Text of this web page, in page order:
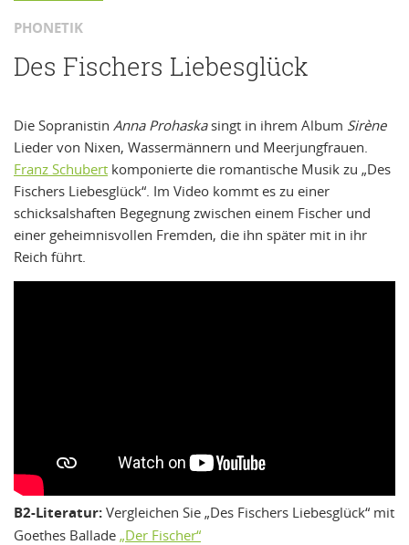
PHONETIK
Des Fischers Liebesglück
Die Sopranistin Anna Prohaskasingt in ihrem Album Sirène
Lieder von Nixen, Wassermännern und Meerjungfrauen.
Franz Schubert komponierte die romantische Musik zu „Des
Fischers Liebesglück“. Im Video kommt es zu einer
schicksalshaften Begegnung zwischen einem Fischer und
einer geheimnisvollen Fremden, die ihn später mit in ihr
Reich führt.
B2-Literatur: Vergleichen Sie „Des Fischers Liebesglück“ mit
Goethes Ballade „Der Fischer“